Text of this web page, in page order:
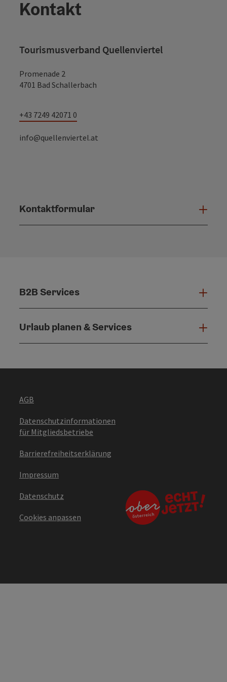
Kontakt
Tourismusverband Quellenviertel
Promenade 2
4701 Bad Schallerbach
+43 7249 42071 0
info@quellenviertel.at
Kontaktformular
B2B Services
Urlaub planen & Services
AGB
Datenschutzinformationen
für Mitgliedsbetriebe
Barrierefreiheitserklärung
Impressum
Datenschutz
Cookies anpassen